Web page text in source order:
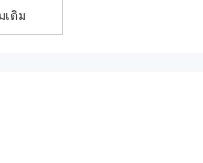
เติม